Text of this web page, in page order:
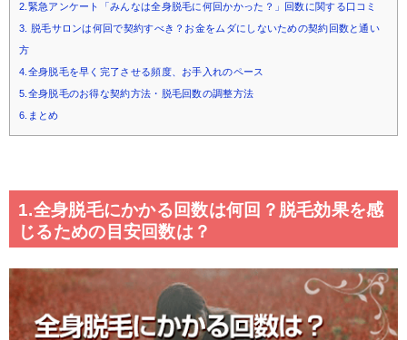
2.緊急アンケート「みんなは全身脱毛に何回かかった？」回数に関する口コミ
3. 脱毛サロンは何回で契約すべき？お金をムダにしないための契約回数と通い
方
4.全身脱毛を早く完了させる頻度、お手入れのペース
5.全身脱毛のお得な契約方法・脱毛回数の調整方法
6.まとめ
1.全身脱毛にかかる回数は何回？脱毛効果を感
じるための目安回数は？